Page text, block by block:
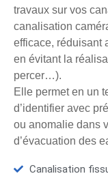
travaux sur vos
canalisation
efficace, réduisant
en évitant la
percer…).
Elle permet en un
d’identifier avec
ou anomalie dans
d’évacuation des
Canalisation